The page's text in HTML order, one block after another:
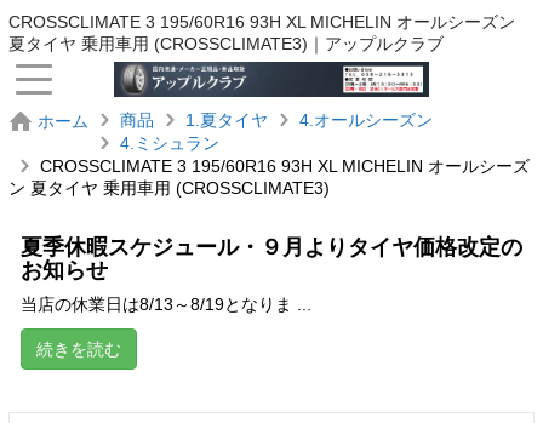
CROSSCLIMATE 3 195/60R16 93H XL MICHELIN オールシーズン
夏タイヤ 乗用車用 (CROSSCLIMATE3)｜アップルクラブ
ホーム 商品 1.夏タイヤ
4.オールシーズン
4.ミシュラン
CROSSCLIMATE 3 195/60R16 93H XL MICHELIN オールシーズ
ン 夏タイヤ 乗用車用 (CROSSCLIMATE3)
夏季休暇スケジュール・９月よりタイヤ価格改定の
お知らせ
当店の休業日は8/13～8/19となりま ...
続きを読む